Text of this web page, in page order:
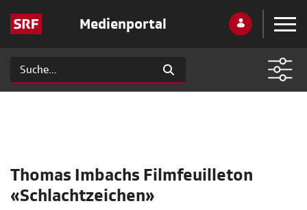
Medienportal
Thomas Imbachs Filmfeuilleton
«Schlachtzeichen»